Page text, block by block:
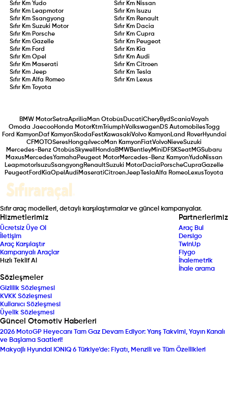
Sıfır Km Yudo Sıfır Km Nissan
Sıfır Km Leapmotor Sıfır Km Isuzu
Sıfır KmSsangyong Sıfır Km Renault
Sıfır KmSuzuki Motor Sıfır Km Dacia
Sıfır Km Porsche Sıfır Km Cupra
Sıfır KmGazelle Sıfır Km Peugeot
Sıfır Km Ford Sıfır Km Kia
Sıfır KmOpel Sıfır Km Audi
Sıfır Km Maserati Sıfır Km Citroen
Sıfır KmJeep Sıfır Km
Tesla
Sıfır KmAlfa Romeo Sıfır Km Lexus
Sıfır Km
Toyota
BMW MotorSetraAprilia Man Otobüs DucatiCheryBydScaniaVoyah
Omoda JaecooHonda MotorKtmTriumphVolkswagenDS Automobiles Togg
Ford KamyonDaf KamyonSkoda FestKawasakiVolvo KamyonLand RoverHyundai
CFMOTOSeres Hongqı IvecoMan KamyonFiatVolvoNieveSuzuki
Mercedes-Benz OtobüsSkywell Honda BMW BentleyMini DFSKSeatMGSubaru
Maxus MercedesYamaha Peugeot MotorMercedes-Benz KamyonYudoNissan
Leapmotor IsuzuSsangyong RenaultSuzuki MotorDacia PorscheCupraGazelle
PeugeotFord KiaOpel Audi MaseratiCitroenJeep TeslaAlfa RomeoLexus Toyota
Sıfır araç modelleri, detaylı karşılaştırmalar ve güncel kampanyalar.
Hizmetlerimiz
Ücretsiz Üye Ol
İletişim
Araç Karşılaştır
Kampanyalı Araçlar
Hızlı Teklif Al
Partnerlerimiz
Araç Bul
Dersigo
TwinUp
Fiygo
İhalemetrik
İhale arama
Sözleşmeler
Gizlilik Sözleşmesi
KVKK Sözleşmesi
Kullanıcı Sözleşmesi
Üyelik Sözleşmesi
Güncel Otomotiv Haberleri
2026 MotoGP Heyecanı Tam Gaz Devam Ediyor: Yarış Takvimi, Yayın Kanalı
ve Başlama Saatleri!
Makyajlı Hyundai IONIQ 6 Türkiye’de: Fiyatı, Menzili ve Tüm Özellikleri